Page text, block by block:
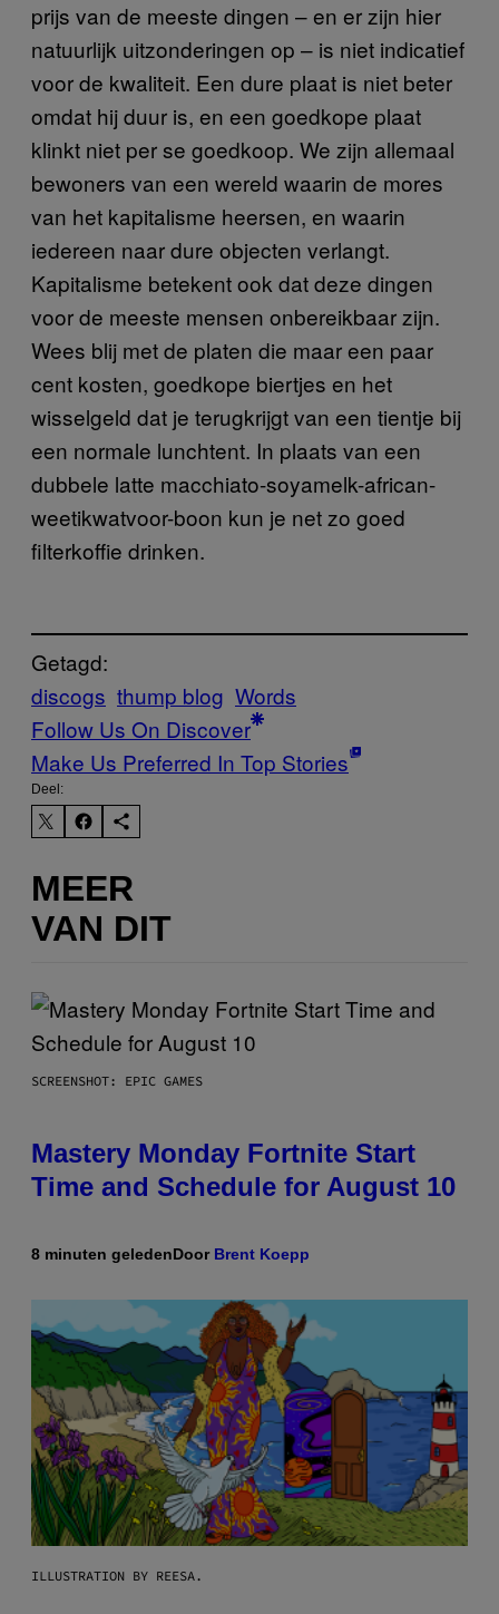
prijs van de meeste dingen – en er zijn hier
natuurlijk uitzonderingen op – is niet indicatief
voor de kwaliteit. Een dure plaat is niet beter
omdat hij duur is, en een goedkope plaat
klinkt niet per se goedkoop. We zijn allemaal
bewoners van een wereld waarin de mores
van het kapitalisme heersen, en waarin
iedereen naar dure objecten verlangt.
Kapitalisme betekent ook dat deze dingen
voor de meeste mensen onbereikbaar zijn.
Wees blij met de platen die maar een paar
cent kosten, goedkope biertjes en het
wisselgeld dat je terugkrijgt van een tientje bij
een normale lunchtent. In plaats van een
dubbele latte macchiato-soyamelk-african-
weetikwatvoor-boon kun je net zo goed
filterkoffie drinken.
Getagd:
discogs thump blog Words
Follow Us On Discover
Make Us Preferred In Top Stories
Deel:
MEER
VAN DIT
SCREENSHOT: EPIC GAMES
Mastery Monday Fortnite Start
Time and Schedule for August 10
8 minuten geledenDoor Brent Koepp
ILLUSTRATION BY REESA.